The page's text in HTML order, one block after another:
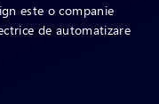
este o companie
de automatizare